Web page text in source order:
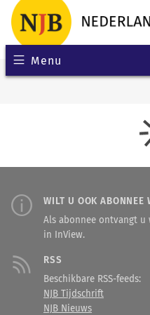
Menu
WILT U OOK ABONNEE
Als abonnee ontvangt u
in InView.
RSS
Beschikbare RSS-feeds:
NJB Tijdschrift
NJB Nieuws